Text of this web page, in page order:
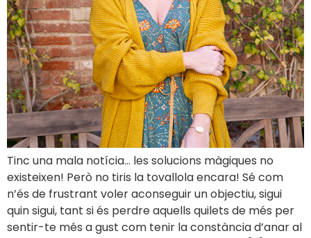
Tinc una mala notícia… les solucions màgiques no
existeixen! Però no tiris la tovallola encara! Sé com
n’és de frustrant voler aconseguir un objectiu, sigui
quin sigui, tant si és perdre aquells quilets de més per
sentir-te més a gust com tenir la constància d’anar al